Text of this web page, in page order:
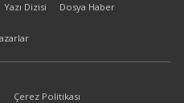
Yazı Dizisi Dosya Haber
Çerez Politikası